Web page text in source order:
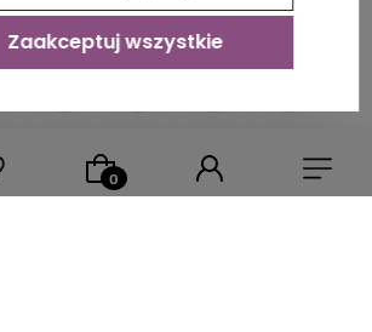
3.0™
od GrowCommerce
Zaakceptuj wszystkie